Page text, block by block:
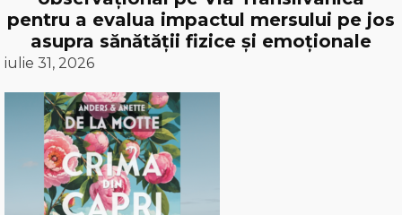
pentru a evalua impactul mersului pe jos
asupra sănătății fizice și emoționale
iulie 31, 2026